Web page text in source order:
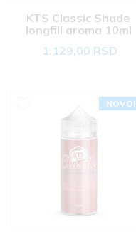
KTS Classic Shade
longfill aroma 10ml
1.129,00 RSD
NOVO!